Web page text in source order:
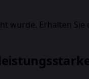
wurde. Erhalten